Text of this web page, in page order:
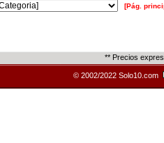
[Pág.
** Precios
© 2002/2022 Solo10.com